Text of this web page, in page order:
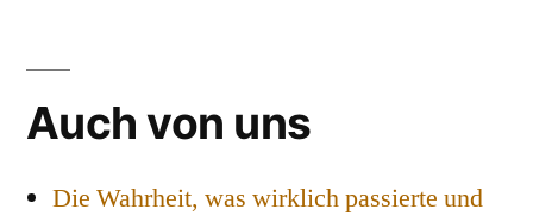
Auch von uns
Die Wahrheit, was wirklich passierte und